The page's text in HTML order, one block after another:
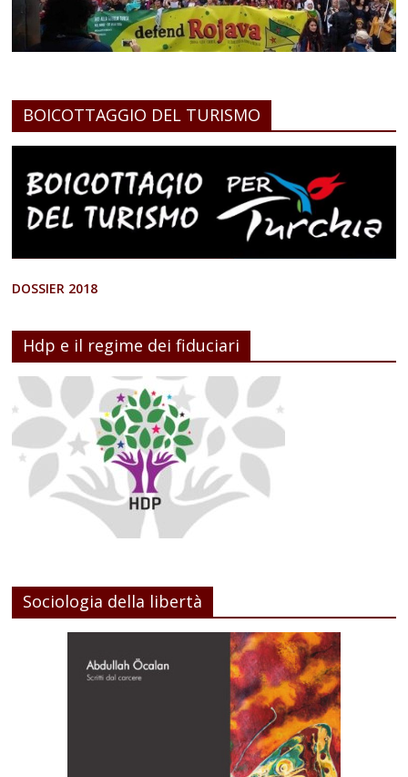
BOICOTTAGGIO DEL TURISMO
DOSSIER 2018
Hdp e il regime dei fiduciari
Sociologia della libertà